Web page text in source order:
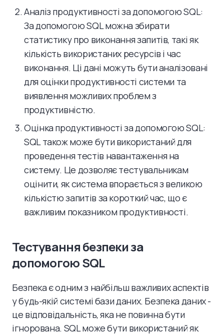
Аналіз продуктивності за допомогою SQL:
За допомогою SQL можна збирати
статистику про виконання запитів, такі як
кількість використаних ресурсів і час
виконання. Ці дані можуть бути аналізовані
для оцінки продуктивності системи та
виявлення можливих проблем з
продуктивністю.
Оцінка продуктивності за допомогою SQL:
SQL також може бути використаний для
проведення тестів навантаження на
систему. Це дозволяє тестувальникам
оцінити, як система впорається з великою
кількістю запитів за короткий час, що є
важливим показником продуктивності.
Тестування безпеки за
допомогою SQL
Безпека є одним з найбільш важливих аспектів
у будь-якій системі бази даних. Безпека даних -
це відповідальність, яка не повинна бути
ігнорована. SQL може бути використаний як